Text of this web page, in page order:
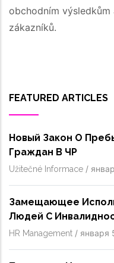
obchodním
zákazníků.
FEATURED ARTICLES
Новый Закон О
Граждан В ЧР
Užitečné Informace /
Замещающее
Людей С
HR Management / января